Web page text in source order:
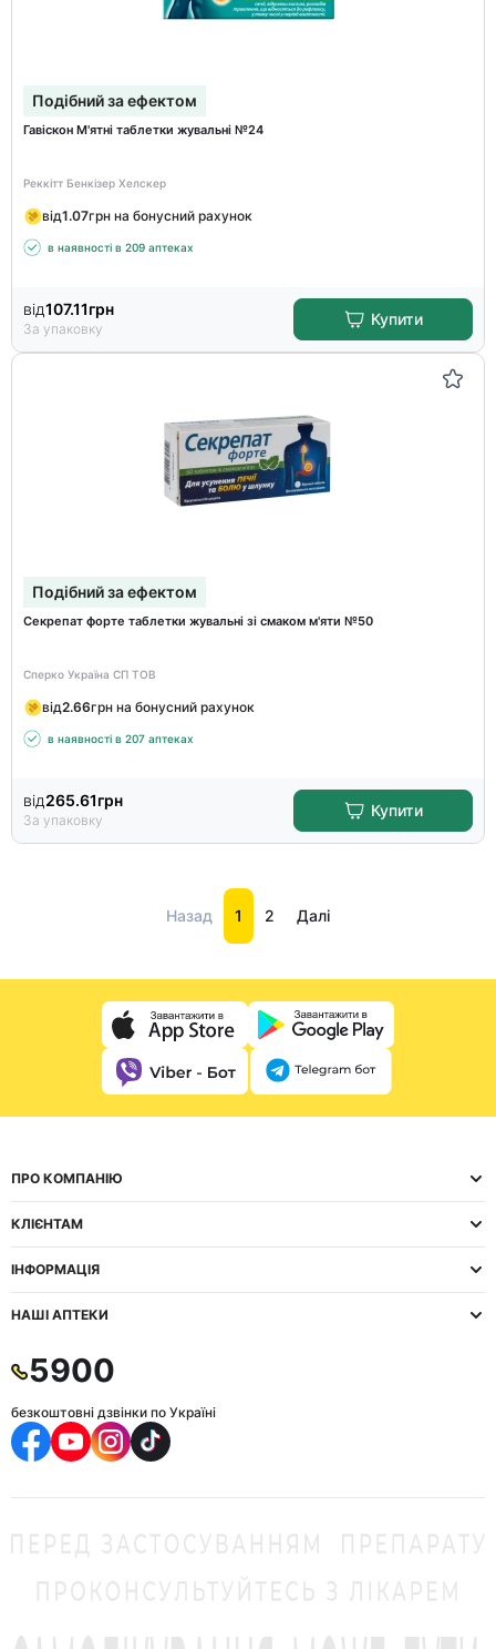
Подібний за ефектом
Гавіскон М'ятні таблетки жувальні №24
Реккітт Бенкізер Хелскер
від1.07грн на бонусний рахунок
в наявності в 209 аптеках
від107.11грн
За упаковку
Купити
Подібний за ефектом
Секрепат форте таблетки жувальні зі смаком м'яти №50
Сперко Україна СП ТОВ
від2.66грн на бонусний рахунок
в наявності в 207 аптеках
від265.61грн
За упаковку
Купити
Назад 1 2 Далі
ПРО КОМПАНІЮ
КЛІЄНТАМ
ІНФОРМАЦІЯ
НАШІ АПТЕКИ
5900
безкоштовні дзвінки по Україні